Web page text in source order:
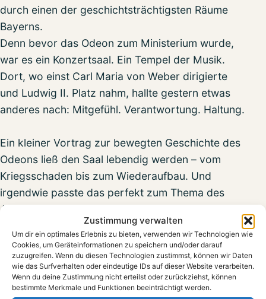
Zustimmung verwalten
Um dir ein optimales Erlebnis zu bieten, verwenden wir Technologien wie
Cookies, um Geräteinformationen zu speichern und/oder darauf
zuzugreifen. Wenn du diesen Technologien zustimmst, können wir Daten
wie das Surfverhalten oder eindeutige IDs auf dieser Website verarbeiten.
Wenn du deine Zustimmung nicht erteilst oder zurückziehst, können
bestimmte Merkmale und Funktionen beeinträchtigt werden.
durch einen der geschichtsträchtigsten Räume
Bayerns.
Denn bevor das Odeon zum Ministerium wurde,
war es ein Konzertsaal. Ein Tempel der Musik.
Dort, wo einst Carl Maria von Weber dirigierte
und Ludwig II. Platz nahm, hallte gestern etwas
anderes nach: Mitgefühl. Verantwortung. Haltung.
Ein kleiner Vortrag zur bewegten Geschichte des
Odeons ließ den Saal lebendig werden – vom
Kriegsschaden bis zum Wiederaufbau. Und
irgendwie passte das perfekt zum Thema des
Abends: Wiederaufbauen, wo andere aufgeben.
Helfen, wenn es still wird.
Denn genau das tut die Marianne Strauß Stiftung
seit 1984.
Gegründet von Marianne und Franz Josef Strauß,